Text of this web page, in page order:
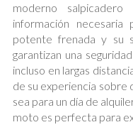
moderno
información necesaria
potente frenada y su
garantizan una
incluso en largas
de su experiencia sobre
sea para un día de
moto es perfecta para